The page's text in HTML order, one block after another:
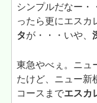
シンプルだなー・
ったら更にエスカ
タが・・・いや、
東急やべぇ。ニュ
たけど、ニュー新
コースまでエスカ